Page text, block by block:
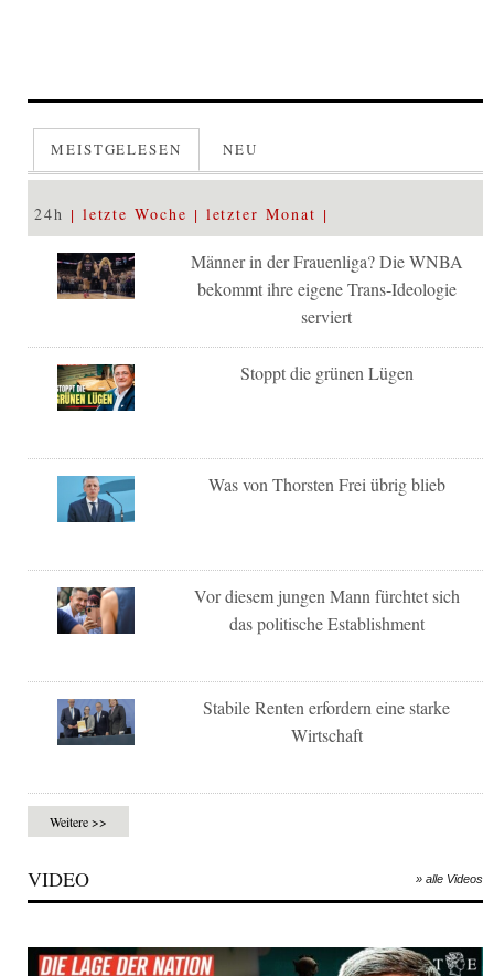
MEISTGELESEN NEU
24h letzte Woche letzter Monat
Männer in der Frauenliga? Die WNBA
bekommt ihre eigene Trans-Ideologie
serviert
Stoppt die grünen Lügen
Was von Thorsten Frei übrig blieb
Vor diesem jungen Mann fürchtet sich
das politische Establishment
Stabile Renten erfordern eine starke
Wirtschaft
Weitere >>
VIDEO » alle Videos